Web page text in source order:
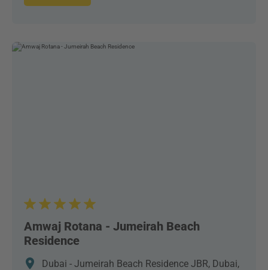
Amwaj Rotana - Jumeirah Beach
Residence
Dubai - Jumeirah Beach Residence JBR, Dubai,